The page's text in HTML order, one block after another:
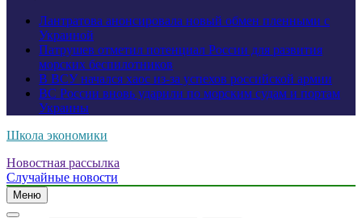
Лантратова анонсировала новый обмен пленными с
Украиной
Патрушев отметил потенциал России для развития
морских беспилотников
В ВСУ начался хаос из-за успехов российской армии
ВС России вновь ударили по морским судам и портам
Украины
Школа экономики
Новостная рассылка
Случайные новости
Меню